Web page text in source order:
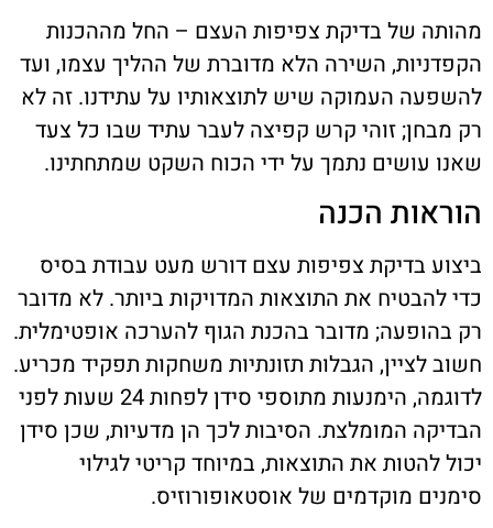
מהותה של בדיקת צפיפות העצם – החל מההכנות
הקפדניות, השירה הלא מדוברת של ההליך עצמו, ועד
להשפעה העמוקה שיש לתוצאותיו על עתידנו. זה לא
רק מבחן; זוהי קרש קפיצה לעבר עתיד שבו כל צעד
שאנו עושים נתמך על ידי הכוח השקט שמתחתינו.
הוראות הכנה
ביצוע בדיקת צפיפות עצם דורש מעט עבודת בסיס
כדי להבטיח את התוצאות המדויקות ביותר. לא מדובר
רק בהופעה; מדובר בהכנת הגוף להערכה אופטימלית.
חשוב לציין, הגבלות תזונתיות משחקות תפקיד מכריע.
לדוגמה, הימנעות מתוספי סידן לפחות 24 שעות לפני
הבדיקה המומלצת. הסיבות לכך הן מדעיות, שכן סידן
יכול להטות את התוצאות, במיוחד קריטי לגילוי
סימנים מוקדמים של אוסטאופורוזיס.